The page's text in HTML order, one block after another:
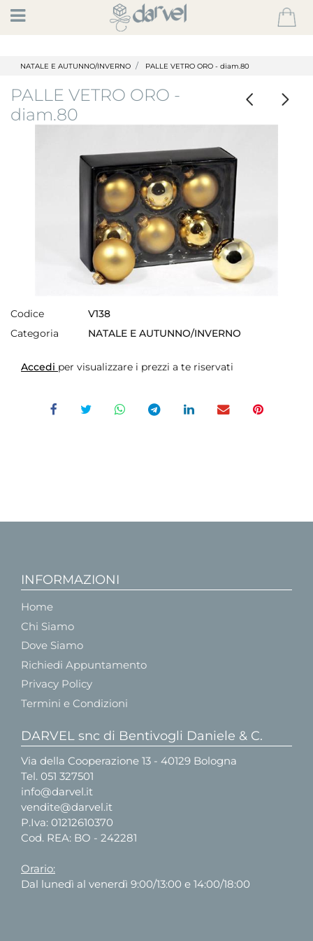
Open
NATALE E AUTUNNO/INVERNO PALLE VETRO ORO - diam.80
PALLE VETRO ORO -
diam.80
Codice
V138
Categoria
NATALE E AUTUNNO/INVERNO
Accedi per visualizzare i prezzi a te riservati
INFORMAZIONI
Home
Chi Siamo
Dove Siamo
Richiedi Appuntamento
Privacy Policy
Termini e Condizioni
DARVEL snc di Bentivogli Daniele & C.
Via della Cooperazione 13 - 40129 Bologna
Tel. 051 327501
info@darvel.it
vendite@darvel.it
P.Iva: 01212610370
Cod. REA: BO - 242281
Orario:
Dal lunedì al venerdì 9:00/13:00 e 14:00/18:00